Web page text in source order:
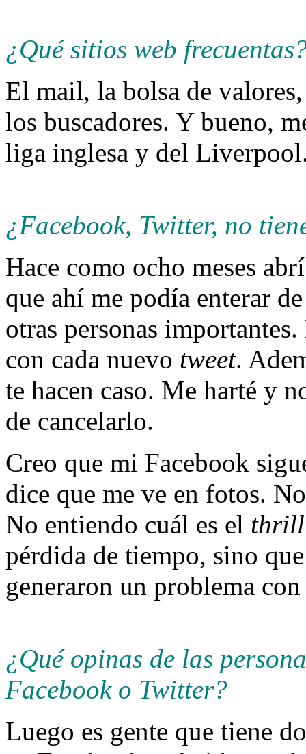
¿Qué sitios web
El mail, la bolsa de
los buscadores. Y bueno,
liga inglesa y del
¿Facebook, Twitter, no
Hace como ocho meses
que ahí me podía enterar
otras personas
con cada nuevo tweet.
te hacen caso. Me harté y
de cancelarlo.
Creo que mi Facebook
dice que me ve en fotos.
No entiendo cuál es el thrill
pérdida de tiempo, sino
generaron un problema
¿Qué opinas de las
Facebook o Twitter?
Luego es gente que tiene